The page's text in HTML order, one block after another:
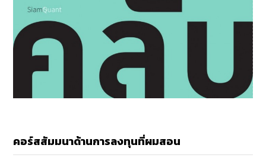
คอร์สสัมมนาด้านการลงทุนที่ผมสอน